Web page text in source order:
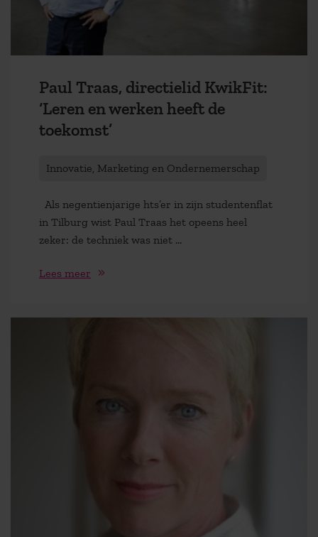
Paul Traas, directielid KwikFit:
‘Leren en werken heeft de
toekomst’
Innovatie, Marketing en Ondernemerschap
Als negentienjarige hts’er in zijn studentenflat
in Tilburg wist Paul Traas het opeens heel
zeker: de techniek was niet ...
Lees meer